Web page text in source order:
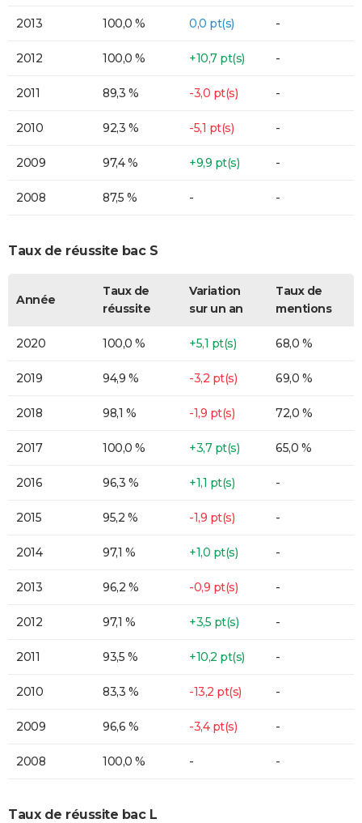
2013 100,0 % 0,0 pt(s) -
2012 100,0 % +10,7 pt(s) -
2011 89,3 % -3,0 pt(s) -
2010 92,3 % -5,1 pt(s) -
2009 97,4 % +9,9 pt(s) -
2008 87,5 % - -
Taux de réussite bac S
Année
Taux de
réussite
Variation
sur un an
Taux de
mentions
2020 100,0 % +5,1 pt(s) 68,0 %
2019 94,9 % -3,2 pt(s) 69,0 %
2018 98,1 % -1,9 pt(s) 72,0 %
2017 100,0 % +3,7 pt(s) 65,0 %
2016 96,3 % +1,1 pt(s) -
2015 95,2 % -1,9 pt(s) -
2014 97,1 % +1,0 pt(s) -
2013 96,2 % -0,9 pt(s) -
2012 97,1 % +3,5 pt(s) -
2011 93,5 % +10,2 pt(s) -
2010 83,3 % -13,2 pt(s) -
2009 96,6 % -3,4 pt(s) -
2008 100,0 % - -
Taux de réussite bac L